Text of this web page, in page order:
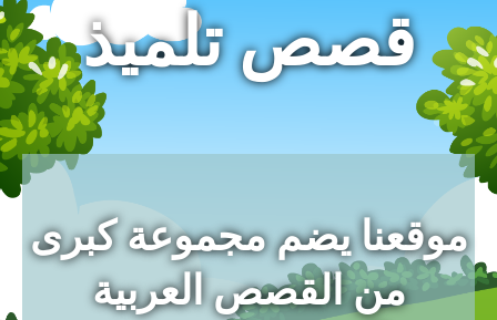
قصص تلميذ
موقعنا يضم مجموعة كبرى
من القصص العربية